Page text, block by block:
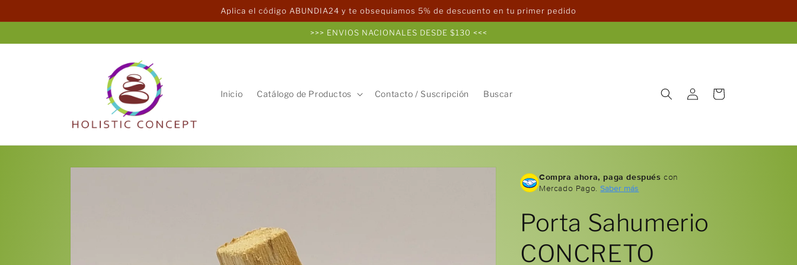
al contenido
Aplica el código ABUNDIA24 y te obsequiamos 5% de descuento en tu primer pedido
>>> ENVIOS NACIONALES DESDE $130 <<<
Inicio Catálogo de Productos Contacto / Suscripción Buscar
Iniciar
sesión
Carrito
directamente
Compra ahora, paga después con
Mercado Pago.Saber más
Porta Sahumerio
CONCRETO